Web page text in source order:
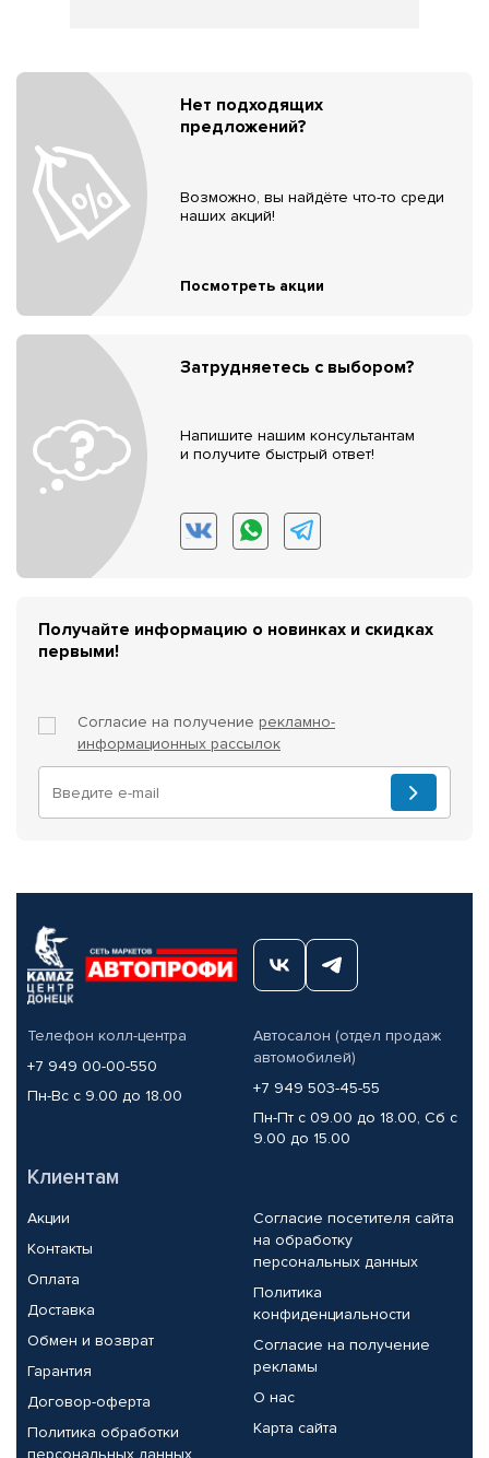
Нет подходящих
предложений?
Возможно, вы найдёте что-то среди
наших акций!
Посмотреть акции
Затрудняетесь с выбором?
Напишите нашим консультантам
и получите быстрый ответ!
Получайте информацию о новинках и скидках
первыми!
Согласие на получение рекламно-
информационных рассылок
Телефон колл-центра
+7 949 00-00-550
Пн-Вс с 9.00 до 18.00
Автосалон (отдел продаж
автомобилей)
+7 949 503-45-55
Пн-Пт с 09.00 до 18.00, Сб с
9.00 до 15.00
Клиентам
Акции
Контакты
Оплата
Доставка
Обмен и возврат
Гарантия
Договор-оферта
Политика обработки
персональных данных
Согласие посетителя сайта
на обработку
персональных данных
Политика
конфиденциальности
Согласие на получение
рекламы
О нас
Карта сайта